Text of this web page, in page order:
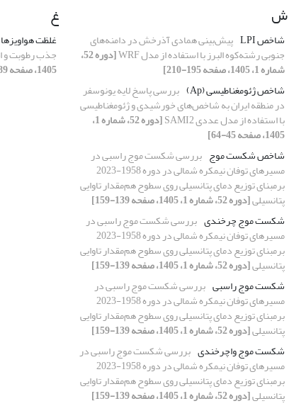
ش
شاخص LPI پیش‌بینی همادی آذرخش در دامنه‌های
جنوبی رشته‌کوه البرز با استفاده از مدل WRF [دوره 52،
شماره 1، 1405، صفحه 195-210]
شاخص ژئومغناطیسی (Ap)
بررسی پاسخ لایه یونوسفر
در منطقه ایران به شاخص‌های خورشیدی و ژئومغناطیسی
با استفاده از مدل عددی SAMI2 [دوره 52، شماره 1،
1405، صفحه 45-64]
شاخص شکست موج بررسی شکست موج راسبی در
مسیرهای توفان نیمکره شمالی در دوره 1958-2023
برمبنای توزیع دمای پتانسیلی روی سطوح هم‌مقدار تاوایی
پتانسیلی[دوره 52، شماره 1، 1405، صفحه 139-159]
شکست موج چرخندی بررسی شکست موج راسبی در
مسیرهای توفان نیمکره شمالی در دوره 1958-2023
برمبنای توزیع دمای پتانسیلی روی سطوح هم‌مقدار تاوایی
پتانسیلی[دوره 52، شماره 1، 1405، صفحه 139-159]
شکست موج راسبی بررسی شکست موج راسبی در
مسیرهای توفان نیمکره شمالی در دوره 1958-2023
برمبنای توزیع دمای پتانسیلی روی سطوح هم‌مقدار تاوایی
پتانسیلی[دوره 52، شماره 1، 1405، صفحه 139-159]
شکست موج واچرخندی بررسی شکست موج راسبی در
مسیرهای توفان نیمکره شمالی در دوره 1958-2023
برمبنای توزیع دمای پتانسیلی روی سطوح هم‌مقدار تاوایی
پتانسیلی[دوره 52، شماره 1، 1405، صفحه 139-159]
غ
غلظت هواویزها
جذب رطوبت و
1405، صفحه 89-106]